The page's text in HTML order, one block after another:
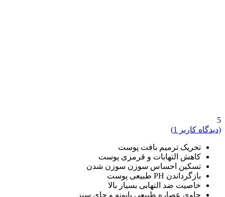
5
(دیدگاه کاربر 1
)
تحریک ترمیم بافت پوست
کاهش التهابات و قرمزی پوست
تسکین احساس سوزن سوزن شدن
بازگرداندن PH طبیعی پوست
خاصیت ضد التهابی بسیار بالا
حاوی عصاره طبیعی بابونه و چای سبز